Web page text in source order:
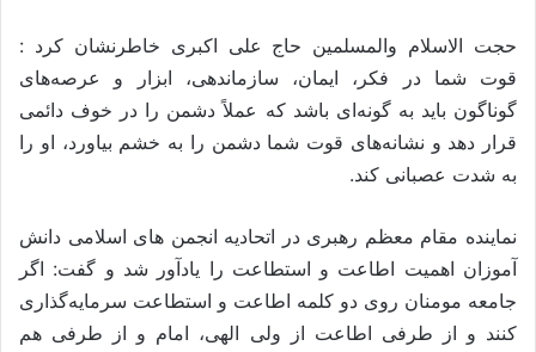
حجت الاسلام والمسلمین حاج علی اکبری خاطرنشان کرد :
قوت شما در فکر، ایمان، سازماندهی، ابزار و عرصه‌های
گوناگون باید به گونه‌ای باشد که عملاً دشمن را در خوف دائمی
قرار دهد و نشانه‌های قوت شما دشمن را به خشم بیاورد، او را
به شدت عصبانی کند.
نماینده مقام معظم رهبری در اتحادیه انجمن های اسلامی دانش
آموزان اهمیت اطاعت و استطاعت را یادآور شد و گفت: اگر
جامعه مومنان روی دو کلمه اطاعت و استطاعت سرمایه‌گذاری
کنند و از طرفی اطاعت از ولی الهی، امام و از طرفی هم